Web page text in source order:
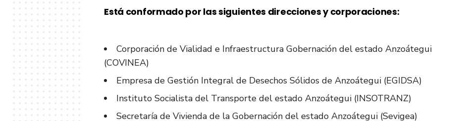
Está conformado por las siguientes direcciones y corporaciones:
Corporación de Vialidad e Infraestructura Gobernación del estado Anzoátegui
(COVINEA)
Empresa de Gestión Integral de Desechos Sólidos de Anzoátegui (EGIDSA)
Instituto Socialista del Transporte del estado Anzoátegui (INSOTRANZ)
Secretaría de Vivienda de la Gobernación del estado Anzoátegui (Sevigea)